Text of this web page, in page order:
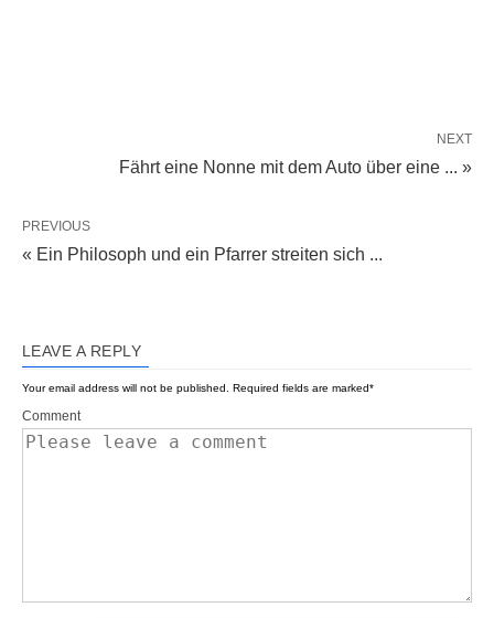
NEXT
Fährt eine Nonne mit dem Auto über eine ... »
PREVIOUS
« Ein Philosoph und ein Pfarrer streiten sich ...
LEAVE A REPLY
Your email address will not be published. Required fields are marked*
Comment